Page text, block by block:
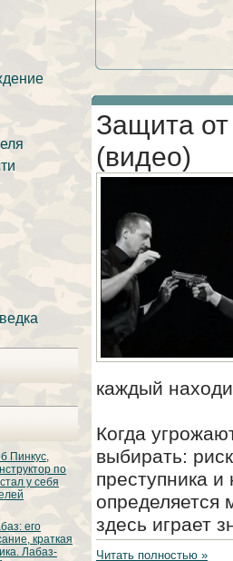
Пинкус,
по
у себя
его
краткая
Лабаз-
Защита
(видео)
каждый
Когда
выбирать:
преступника
определяется
здесь играет
Читать полностью »